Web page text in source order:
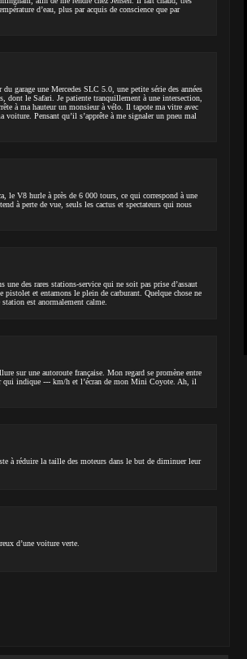
d’eau, plus par acquis de conscience que par
garage une Mercedes SLC 5.0, une petite série des années
dont le Safari. Je patiente tranquillement à une intersection,
à ma hauteur un monsieur à vélo. Il tapote ma vitre avec
voiture. Pensant qu’il s’apprête à me signaler un pneu mal
le V8 hurle à près de 6 000 tours, ce qui correspond à une
à perte de vue, seuls les cactus et spectateurs qui nous
une des rares stations-service qui ne soit pas prise d’assaut
et entamons le plein de carburant. Quelque chose ne
est anormalement calme.
sur une autoroute française. Mon regard se promène entre
indique --- km/h et l’écran de mon Mini Coyote. Ah, il
à réduire la taille des moteurs dans le but de diminuer leur
d’une voiture verte.